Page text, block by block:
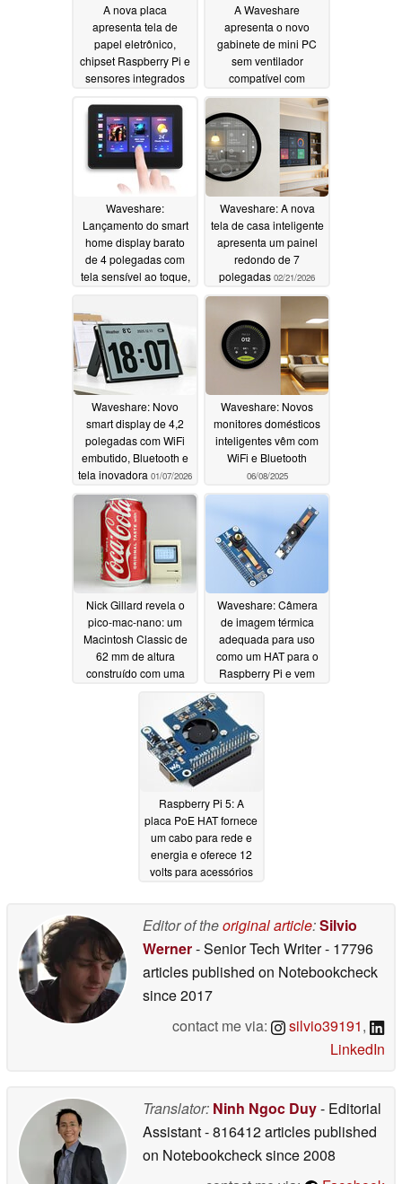
A nova placa
apresenta tela de
papel eletrônico,
chipset Raspberry Pi e
sensores integrados
A Waveshare
apresenta o novo
gabinete de mini PC
sem ventilador
compatível com
Raspberry Pi CM5 com
preço acessível e
Ethernet dupla
03/20/2026
Waveshare:
Lançamento do smart
home display barato
de 4 polegadas com
tela sensível ao toque,
adicionais
Waveshare: A nova
tela de casa inteligente
apresenta um painel
redondo de 7
polegadas 02/21/2026
Waveshare: Novo
smart display de 4,2
polegadas com WiFi
embutido, Bluetooth e
tela inovadora 01/07/2026
Waveshare: Novos
monitores domésticos
inteligentes vêm com
WiFi e Bluetooth
06/08/2025
Nick Gillard revela o
pico-mac-nano: um
Macintosh Classic de
62 mm de altura
construído com uma
Zero Raspberry Pi
05/28/2025
Waveshare: Câmera
de imagem térmica
adequada para uso
como um HAT para o
Raspberry Pi e vem
com USB-C para PCs
05/20/2024
Raspberry Pi 5: A
placa PoE HAT fornece
um cabo para rede e
energia e oferece 12
volts para acessórios
Editor of theoriginal article:Silvio
Werner- Senior Tech Writer- 17796
articles published on Notebookcheck
since 2017
contact me via:
silvio39191,
LinkedIn
Translator: Ninh Ngoc Duy- Editorial
Assistant- 816412 articles published
on Notebookchecksince 2008